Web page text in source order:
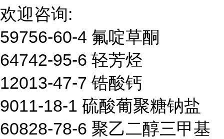
欢迎咨询:
59756-60-4 氟啶草酮
64742-95-6 轻芳烃
12013-47-7 锆酸钙
9011-18-1 硫酸葡聚糖钠盐
60828-78-6 聚乙二醇三甲基